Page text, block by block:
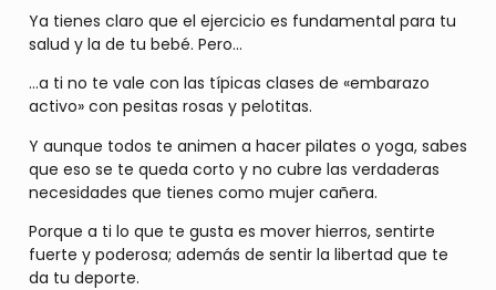
Ya tienes claro que el ejercicio es fundamental para tu
salud y la de tu bebé. Pero…
…a ti no te vale con las típicas clases de «embarazo
activo» con pesitas rosas y pelotitas.
Y aunque todos te animen a hacer pilates o yoga, sabes
que eso se te queda corto y no cubre las verdaderas
necesidades que tienes como mujer cañera.
Porque a ti lo que te gusta es mover hierros, sentirte
fuerte y poderosa; además de sentir la libertad que te
da tu deporte.